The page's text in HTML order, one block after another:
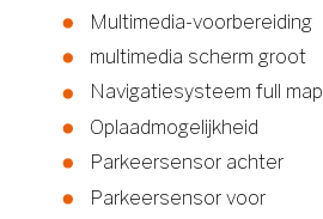
Multimedia-voorbereiding
multimedia scherm groot
Navigatiesysteem full map
Oplaadmogelijkheid
Parkeersensor achter
Parkeersensor voor